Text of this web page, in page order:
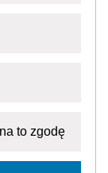
to zgodę